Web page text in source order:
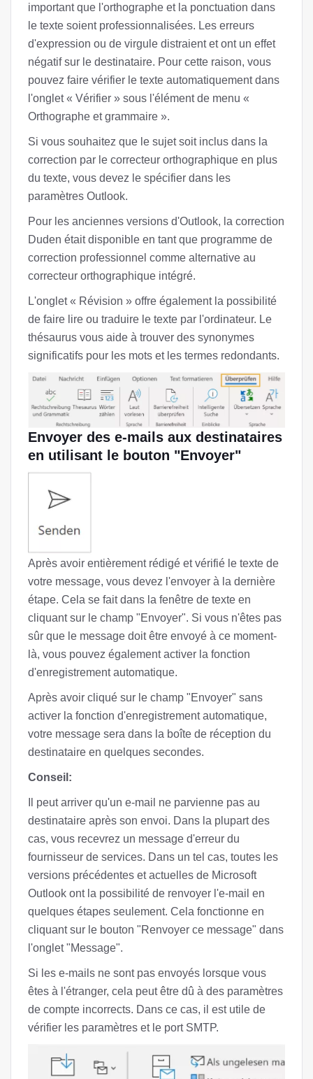
important que l'orthographe et la ponctuation dans
le texte soient professionnalisées. Les erreurs
d'expression ou de virgule distraient et ont un effet
négatif sur le destinataire. Pour cette raison, vous
pouvez faire vérifier le texte automatiquement dans
l'onglet « Vérifier » sous l'élément de menu «
Orthographe et grammaire ».
Si vous souhaitez que le sujet soit inclus dans la
correction par le correcteur orthographique en plus
du texte, vous devez le spécifier dans les
paramètres Outlook.
Pour les anciennes versions d'Outlook, la correction
Duden était disponible en tant que programme de
correction professionnel comme alternative au
correcteur orthographique intégré.
L'onglet « Révision » offre également la possibilité
de faire lire ou traduire le texte par l'ordinateur. Le
thésaurus vous aide à trouver des synonymes
significatifs pour les mots et les termes redondants.
Envoyer des e-mails aux destinataires
en utilisant le bouton "Envoyer"
Après avoir entièrement rédigé et vérifié le texte de
votre message, vous devez l'envoyer à la dernière
étape. Cela se fait dans la fenêtre de texte en
cliquant sur le champ "Envoyer". Si vous n'êtes pas
sûr que le message doit être envoyé à ce moment-
là, vous pouvez également activer la fonction
d'enregistrement automatique.
Après avoir cliqué sur le champ "Envoyer" sans
activer la fonction d'enregistrement automatique,
votre message sera dans la boîte de réception du
destinataire en quelques secondes.
Conseil:
Il peut arriver qu'un e-mail ne parvienne pas au
destinataire après son envoi. Dans la plupart des
cas, vous recevrez un message d'erreur du
fournisseur de services. Dans un tel cas, toutes les
versions précédentes et actuelles de Microsoft
Outlook ont la possibilité de renvoyer l'e-mail en
quelques étapes seulement. Cela fonctionne en
cliquant sur le bouton "Renvoyer ce message" dans
l'onglet "Message".
Si les e-mails ne sont pas envoyés lorsque vous
êtes à l'étranger, cela peut être dû à des paramètres
de compte incorrects. Dans ce cas, il est utile de
vérifier les paramètres et le port SMTP.